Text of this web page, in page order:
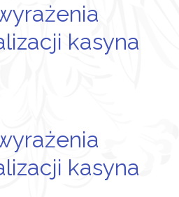
kasyna
kasyna